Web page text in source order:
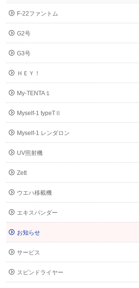
F-22ファントム
G2号
G3号
ＨＥＹ！
My-TENTA１
Myself-1 typeTⅡ
Myself-1 レンダロン
UV照射機
Zett
ウエハ移載機
エキスパンダー
お知らせ
サービス
スピンドライヤー